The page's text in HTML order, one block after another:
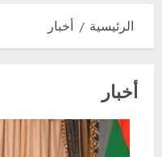
الرئيسية أخبار
أخبار